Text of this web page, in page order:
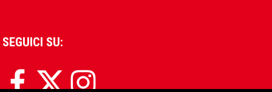
SEGUICI SU: